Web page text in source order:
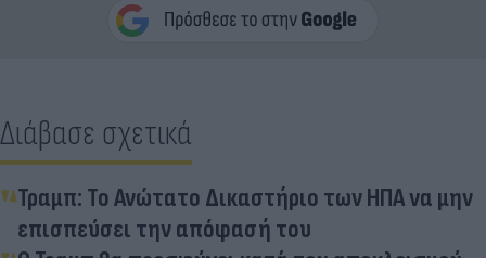
Διάβασε σχετικά
Τραμπ: Το Ανώτατο Δικαστήριο των ΗΠΑ να μην
επισπεύσει την απόφασή του